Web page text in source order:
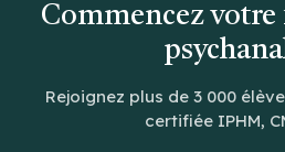
Commencez
Rejoignez plus de 3 000
certifiée IPHM,